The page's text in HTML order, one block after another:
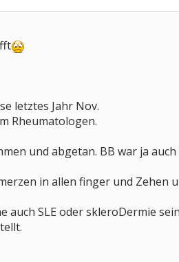
letztes Jahr Nov.
Rheumatologen.
und abgetan. BB war ja
in allen finger und Zehen
SLE oder skleroDermie